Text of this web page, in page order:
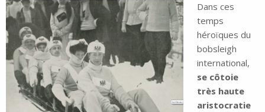
Dans ces
temps
héroïques du
bobsleigh
international,
se côtoie
très haute
aristocratie